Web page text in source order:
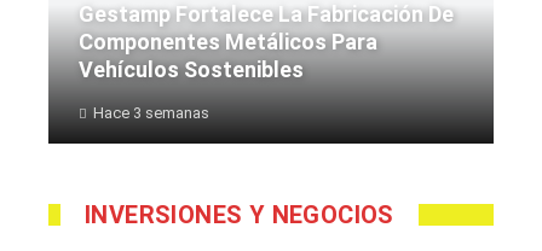
Gestamp Fortalece La Fabricación De
Componentes Metálicos Para
Vehículos Sostenibles
Hace 3 semanas
INVERSIONES Y NEGOCIOS